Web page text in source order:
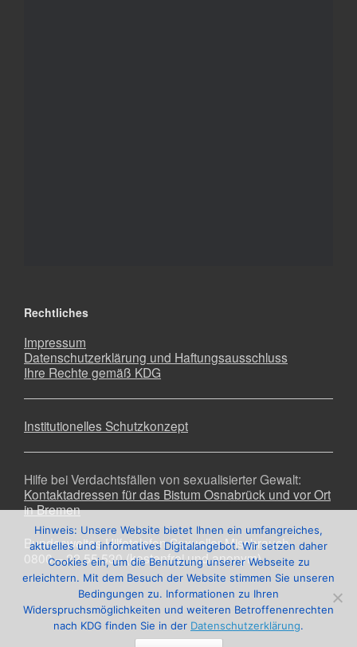
Rechtliches
Impressum
Datenschutzerklärung und Haftungsausschluss
Ihre Rechte gemäß KDG
Institutionelles Schutzkonzept
Hilfe bei Verdachtsfällen von sexualisierter Gewalt:
Kontaktadressen für das Bistum Osnabrück und vor Ort
in Bremen
Bundesweites Hilfetelefon Sexueller Missbrauch
0800 – 22 55 530 (kostenfrei und anonym)
Hinweis: Unsere Website bietet Ihnen ein umfangreiches,
aktuelles und informatives Digitalangebot. Wir setzen daher
Cookies ein, um die Benutzung unserer Webseite zu
erleichtern. Mit dem Besuch der Website stimmen Sie unseren
Bedingungen zu. Informationen zu Ihren
Widerspruchsmöglichkeiten und weiteren Betroffenenrechten
nach KDG finden Sie in der Datenschutzerklärung.